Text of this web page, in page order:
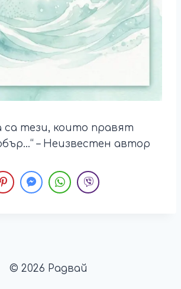
са тези, които правят
– Неизвестен автор
© 2026 Радвай